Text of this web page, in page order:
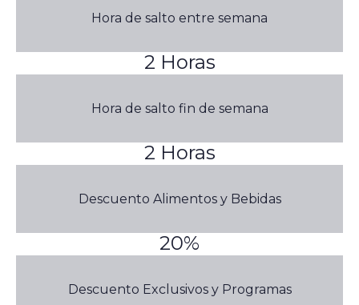
Hora de salto entre semana
2 Horas
Hora de salto fin de semana
2 Horas
Descuento Alimentos y Bebidas
20%
Descuento Exclusivos y Programas